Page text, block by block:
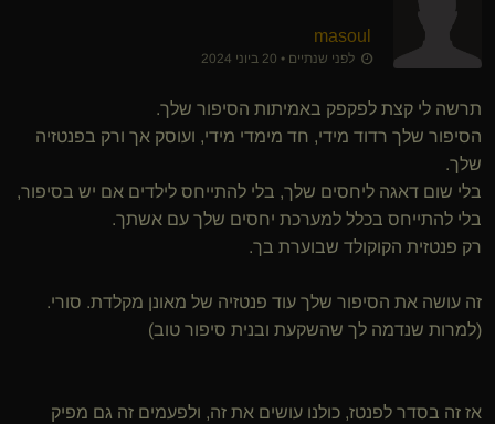
masoul
לפני שנתיים • 20 ביוני 2024
תרשה לי קצת לפקפק באמיתות הסיפור שלך.
הסיפור שלך רדוד מידי, חד מימדי מידי, ועוסק אך ורק בפנטזיה
שלך.
בלי שום דאגה ליחסים שלך, בלי להתייחס לילדים אם יש בסיפור,
בלי להתייחס בכלל למערכת יחסים שלך עם אשתך.
רק פנטזית הקוקולד שבוערת בך.
זה עושה את הסיפור שלך עוד פנטזיה של מאונן מקלדת. סורי.
(למרות שנדמה לך שהשקעת ובנית סיפור טוב)
אז זה בסדר לפנטז, כולנו עושים את זה, ולפעמים זה גם מפיק